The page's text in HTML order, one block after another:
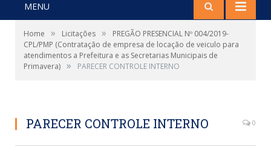
MENU
Home » Licitações »
PREGÃO PRESENCIAL Nº 004/2019-
CPL/PMP (Contratação de empresa de locação de veiculo para
atendimentos a Prefeitura e as Secretarias Municipais de
Primavera) » PARECER CONTROLE INTERNO
PARECER CONTROLE INTERNO 0